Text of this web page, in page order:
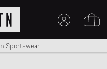
desde € 100
Sportswear